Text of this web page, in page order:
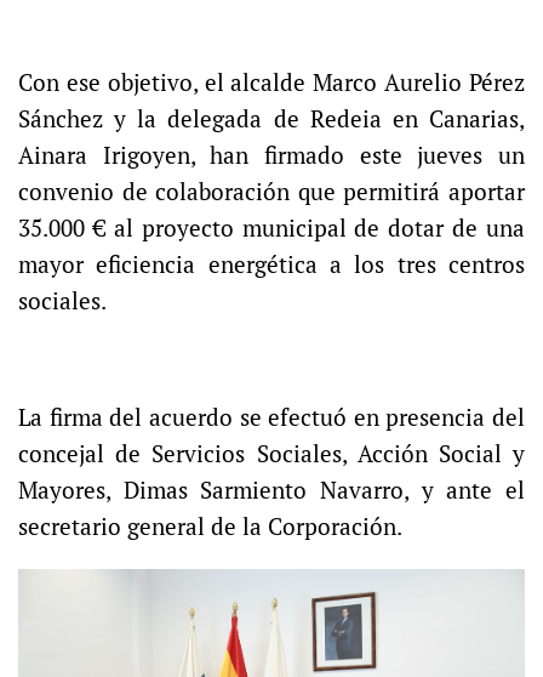
Con ese objetivo, el alcalde Marco Aurelio Pérez
Sánchez y la delegada de Redeia en Canarias,
Ainara Irigoyen, han firmado este jueves un
convenio de colaboración que permitirá aportar
35.000 € al proyecto municipal de dotar de una
mayor eficiencia energética a los tres centros
sociales.
La firma del acuerdo se efectuó en presencia del
concejal de Servicios Sociales, Acción Social y
Mayores, Dimas Sarmiento Navarro, y ante el
secretario general de la Corporación.